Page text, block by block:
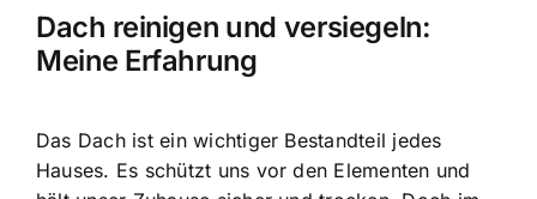
Dach reinigen und versiegeln:
Meine Erfahrung
Das Dach ist ein wichtiger Bestandteil jedes
Hauses. Es schützt uns vor den Elementen und